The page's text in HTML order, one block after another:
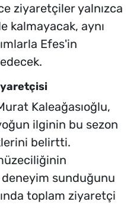
ziyaretçiler yalnızca
kalmayacak, aynı
Efes'in
Kaleağasıoğlu,
ilginin bu sezon
belirtti.
sunduğunu
toplam ziyaretçi